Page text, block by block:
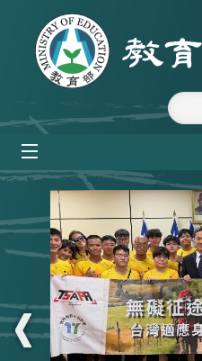
跳到主要內容區塊
:::